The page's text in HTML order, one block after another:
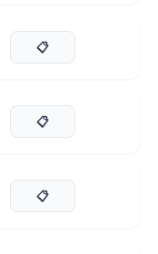
📋
📋
📋